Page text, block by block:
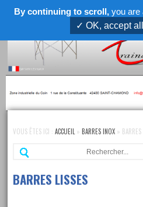
Menu
to
Skip
content
VOUS ÊTES ICI :ACCUEIL »BARRES INOX »
BARRES LISSES
By continuing to scroll, you are
✓ OK, accept all